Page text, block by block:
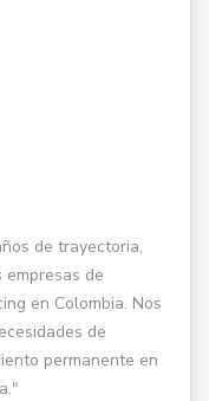
de trayectoria,
de
en Colombia. Nos
de
permanente en